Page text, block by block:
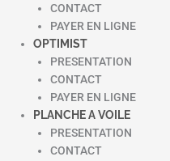
CONTACT
PAYER EN LIGNE
OPTIMIST
PRESENTATION
CONTACT
PAYER EN LIGNE
PLANCHE A VOILE
PRESENTATION
CONTACT